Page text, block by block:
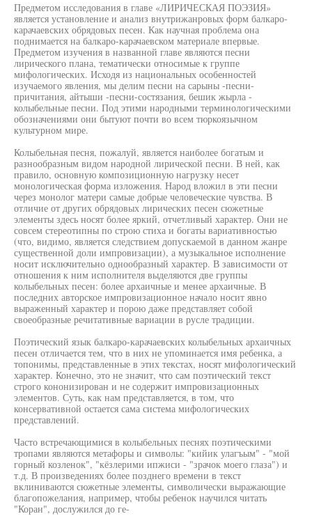
Предметом исследования в главе «ЛИРИЧЕСКАЯ ПОЭЗИЯ»
является установление и анализ внутрижанровых форм балкаро-
карачаевских обрядовых песен. Как научная проблема она
поднимается на балкаро-карачаевском материале впервые.
Предметом изучения в названной главе являются песни
лирического плана, тематически относимые к группе
мифологических. Исходя из национальных особенностей
изучаемого явления, мы делим песни на сарыны -песни-
причитания, айтыши -песни-состязания, бешик жырла -
колыбельные песни. Под этими народными терминологическими
обозначениями они бытуют почти во всем тюркоязычном
культурном мире.
Колыбельная песня, пожалуй, является наиболее богатым и
разнообразным видом народной лирической песни. В ней, как
правило, основную композиционную нагрузку несет
монологическая форма изложения. Народ вложил в эти песни
через монолог матери самые добрые человеческие чувства. В
отличие от других обрядовых лирических песен сюжетные
элементы здесь носят более яркий, отчетливый характер. Они не
совсем стереотипны по строю стиха и богаты вариативностью
(что, видимо, является следствием допускаемой в данном жанре
существенной доли импровизации), а музыкальное исполнение
носит исключительно однообразный характер. В зависимости от
отношения к ним исполнителя выделяются две группы
колыбельных песен: более архаичные и менее архаичные. В
последних авторское импровизационное начало носит явно
выраженный характер и порою даже представляет собой
своеобразные речитативные вариации в русле традиции.
Поэтический язык балкаро-карачаевских колыбельных архаичных
песен отличается тем, что в них не упоминается имя ребенка, а
топонимы, представленные в этих текстах, носят мифологический
характер. Конечно, это не значит, что сам поэтический текст
строго кононизирован и не содержит импровизационных
элементов. Суть, как нам представляется, в том, что
консервативной остается сама система мифологических
представлений.
Часто встречающимися в колыбельных песнях поэтическими
тропами являются метафоры и символы: "кийик улагъым" - "мой
горный козленок", "кёзлерими ипжиси - "зрачок моего глаза") и
т.д. В произведениях более позднего времени в текст
вклиниваются сюжетные элементы, символически выражающие
благопожелания, например, чтобы ребенок научился читать
"Коран", дослужился до ге-